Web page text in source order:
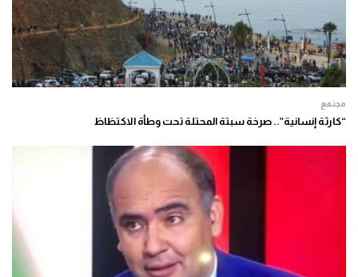
مجتمع
“كارثة إنسانية”.. صرخة سبتة المحتلة تحت وطأة الاكتظاظ